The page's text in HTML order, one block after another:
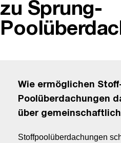
zu Sprung-
Wie ermöglichen
Poolüberdachungen
über
Stoffpoolüberdachungen